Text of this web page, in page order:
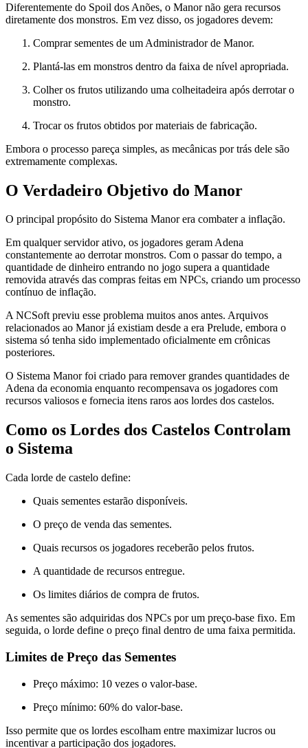
Diferentemente do Spoil dos Anões, o Manor não gera recursos
diretamente dos monstros. Em vez disso, os jogadores devem:
Comprar sementes de um Administrador de Manor.
Plantá-las em monstros dentro da faixa de nível apropriada.
Colher os frutos utilizando uma colheitadeira após derrotar o
monstro.
Trocar os frutos obtidos por materiais de fabricação.
Embora o processo pareça simples, as mecânicas por trás dele são
extremamente complexas.
O Verdadeiro Objetivo do Manor
O principal propósito do Sistema Manor era combater a inflação.
Em qualquer servidor ativo, os jogadores geram Adena
constantemente ao derrotar monstros. Com o passar do tempo, a
quantidade de dinheiro entrando no jogo supera a quantidade
removida através das compras feitas em NPCs, criando um processo
contínuo de inflação.
A NCSoft previu esse problema muitos anos antes. Arquivos
relacionados ao Manor já existiam desde a era Prelude, embora o
sistema só tenha sido implementado oficialmente em crônicas
posteriores.
O Sistema Manor foi criado para remover grandes quantidades de
Adena da economia enquanto recompensava os jogadores com
recursos valiosos e fornecia itens raros aos lordes dos castelos.
Como os Lordes dos Castelos Controlam
o Sistema
Cada lorde de castelo define:
Quais sementes estarão disponíveis.
O preço de venda das sementes.
Quais recursos os jogadores receberão pelos frutos.
A quantidade de recursos entregue.
Os limites diários de compra de frutos.
As sementes são adquiridas dos NPCs por um preço-base fixo. Em
seguida, o lorde define o preço final dentro de uma faixa permitida.
Limites de Preço das Sementes
Preço máximo: 10 vezes o valor-base.
Preço mínimo: 60% do valor-base.
Isso permite que os lordes escolham entre maximizar lucros ou
incentivar a participação dos jogadores.